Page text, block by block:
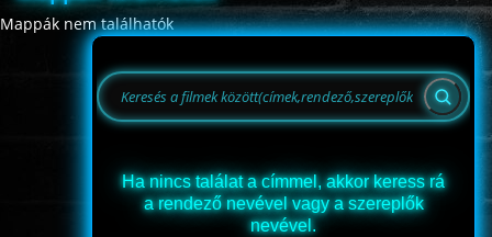
ÉLŐ ADÁSOK (LIVE)
Mappák nem találhatók
Ha nincs találat a címmel, akkor keress rá
a rendező nevével vagy a szereplők
nevével.